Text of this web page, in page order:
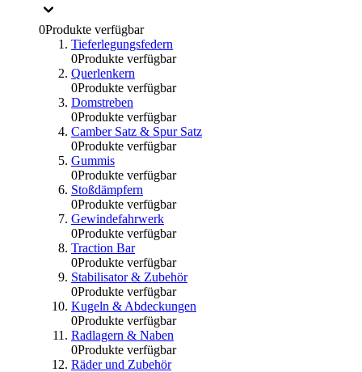
0Produkte verfügbar
Tieferlegungsfedern
0Produkte verfügbar
Querlenkern
0Produkte verfügbar
Domstreben
0Produkte verfügbar
Camber Satz & Spur Satz
0Produkte verfügbar
Gummis
0Produkte verfügbar
Stoßdämpfern
0Produkte verfügbar
Gewindefahrwerk
0Produkte verfügbar
Traction Bar
0Produkte verfügbar
Stabilisator & Zubehör
0Produkte verfügbar
Kugeln & Abdeckungen
0Produkte verfügbar
Radlagern & Naben
0Produkte verfügbar
Räder und Zubehör